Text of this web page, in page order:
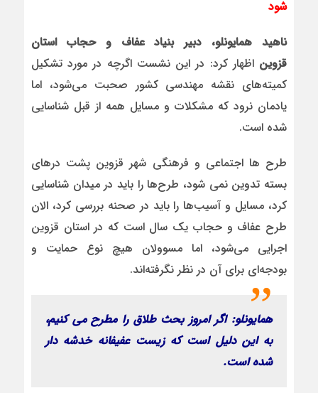
شود
ناهید همایونلو، دبیر بنیاد عفاف و حجاب استان
قزوین اظهار کرد: در این نشست اگرچه در مورد تشکیل
کمیته‌های نقشه مهندسی کشور صحبت می‌شود، اما
یادمان نرود که مشکلات و مسایل همه از قبل شناسایی
شده است.
طرح ها اجتماعی و فرهنگی شهر قزوین پشت درهای
بسته تدوین نمی شود، طرح‌ها را باید در میدان شناسایی
کرد، مسایل و آسیب‌ها را باید در صحنه بررسی کرد، الان
طرح عفاف و حجاب یک سال است که در استان قزوین
اجرایی می‌شود، اما مسوولان هیچ نوع حمایت و
بودجه‌ای برای آن در نظر نگرفته‌اند.
همایونلو: اگر امروز بحث طلاق را مطرح می کنیم،
به این دلیل است که زیست عفیفانه خدشه دار
شده است.